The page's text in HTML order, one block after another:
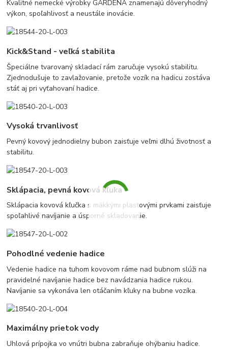
Kvalitné nemecké výrobky GARDENA znamenajú dôveryhodný
výkon, spoľahlivosť a neustále inovácie.
Kick&Stand - veľká stabilita
Špeciálne tvarovaný skladací rám zaručuje vysokú stabilitu.
Zjednodušuje to zavlažovanie, pretože vozík na hadicu zostáva
stáť aj pri vyťahovaní hadice.
Vysoká trvanlivosť
Pevný kovový jednodielny bubon zaisťuje veľmi dlhú životnosť a
stabilitu.
Sklápacia, pevná kovová kľuka
Sklápacia kovová kľučka s mäkkými plastovými prvkami zaisťuje
spoľahlivé navíjanie a úsporné skladovanie.
Pohodlné vedenie hadice
Vedenie hadice na tuhom kovovom ráme nad bubnom slúži na
pravidelné navíjanie hadice bez navádzania hadice rukou.
Navíjanie sa vykonáva len otáčaním kľuky na bubne vozíka.
Maximálny prietok vody
Uhlová prípojka vo vnútri bubna zabraňuje ohýbaniu hadice.